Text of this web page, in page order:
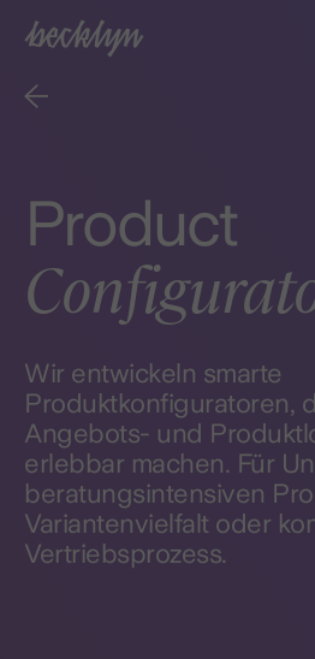
Product
Wir entwickeln smarte
Produktkonfiguratoren,
Angebots- und
erlebbar machen. Für
beratungsintensiven
Variantenvielfalt oder
Vertriebsprozess.